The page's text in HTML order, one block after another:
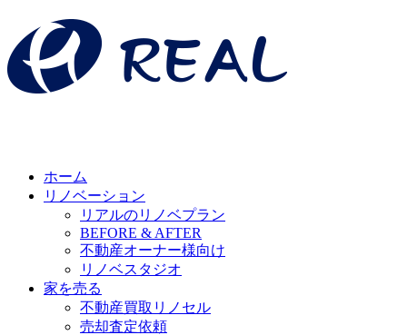
ホーム
リノベーション
リアルのリノベプラン
BEFORE & AFTER
不動産オーナー様向け
リノベスタジオ
家を売る
不動産買取リノセル
売却査定依頼